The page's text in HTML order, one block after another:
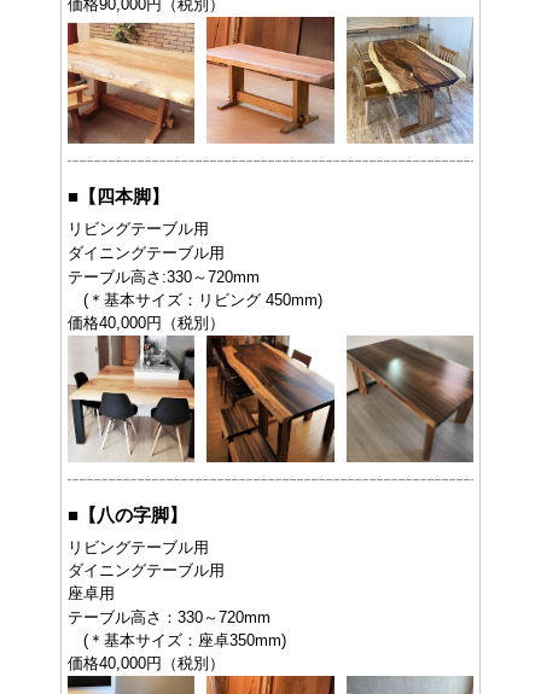
価格90,000円（税別）
■ 【四本脚】
リビングテーブル用
ダイニングテーブル用
テーブル高さ:330～720mm
(＊基本サイズ：リビング 450mm)
価格40,000円（税別）
■ 【八の字脚】
リビングテーブル用
ダイニングテーブル用
座卓用
テーブル高さ：330～720mm
(＊基本サイズ：座卓350mm)
価格40,000円（税別）